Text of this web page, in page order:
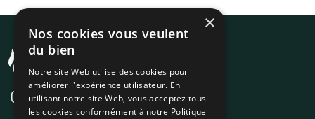
×
Nos cookies vous veulent
du bien
Notre site Web utilise des cookies pour
améliorer l'expérience utilisateur. En
utilisant notre site Web, vous acceptez tous
les cookies conformément à notre Politique